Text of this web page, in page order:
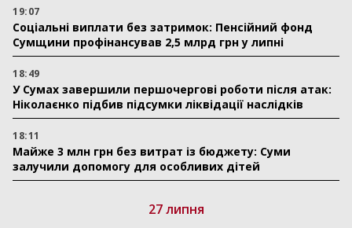
19:07
Соціальні виплати без затримок: Пенсійний фонд
Сумщини профінансував 2,5 млрд грн у липні
18:49
У Сумах завершили першочергові роботи після атак:
Ніколаєнко підбив підсумки ліквідації наслідків
18:11
Майже 3 млн грн без витрат із бюджету: Суми
залучили допомогу для особливих дітей
27 липня